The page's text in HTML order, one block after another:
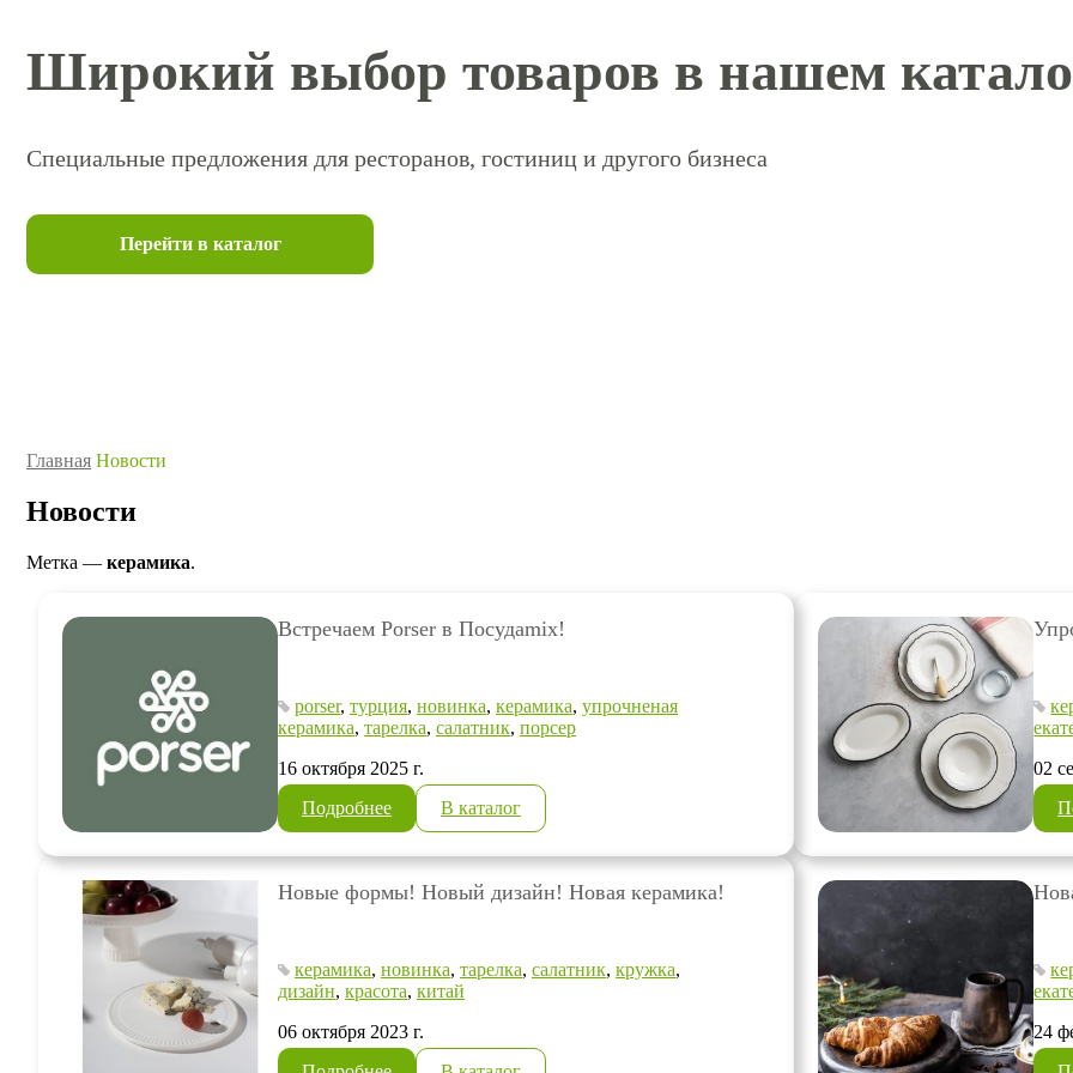
Широкий выбор товаров в нашем
Специальные предложения для ресторанов, гостиниц и другого бизнеса
Перейти в каталог
Главная Новости
Новости
Метка — керамика.
Встречаем Porser в Посудаmix!
porser, турция, новинка, керамика, упрочненая
керамика, тарелка, салатник, порсер
16 октября 2025 г.
Подробнее
В каталог
02
Новые формы! Новый дизайн! Новая керамика!
керамика, новинка, тарелка, салатник, кружка,
дизайн, красота, китай
06 октября 2023 г.
24